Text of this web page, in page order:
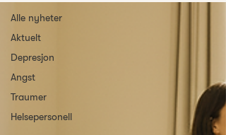
Alle nyheter
Aktuelt
Depresjon
Angst
Traumer
Helsepersonell